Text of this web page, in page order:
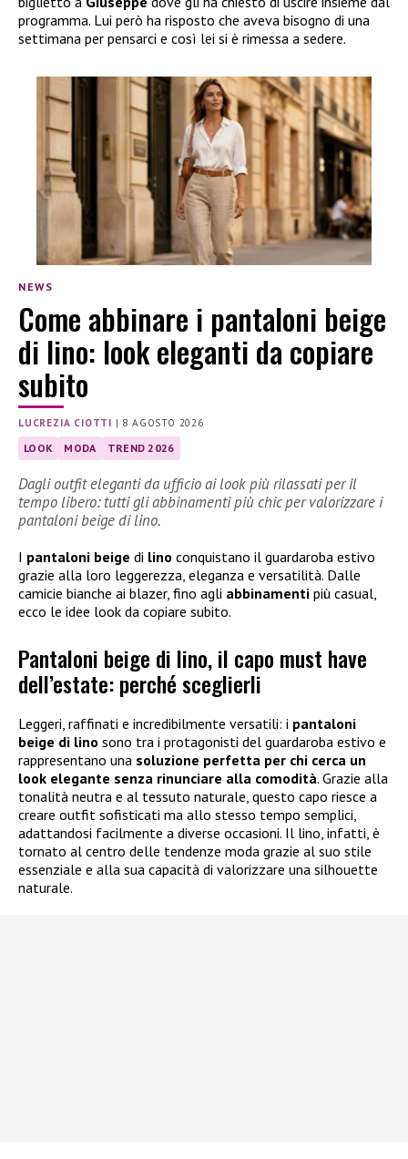
programma. Lui però ha risposto che aveva bisogno di una
settimana per pensarci e così lei si è rimessa a sedere.
NEWS
Come abbinare i pantaloni beige
di lino: look eleganti da copiare
subito
LUCREZIA CIOTTI | 8 AGOSTO 2026
LOOK MODA TREND 2026
Dagli outfit eleganti da ufficio ai look più rilassati per il
tempo libero: tutti gli abbinamenti più chic per valorizzare i
pantaloni beige di lino.
I pantaloni beige di lino conquistano il guardaroba estivo
grazie alla loro leggerezza, eleganza e versatilità. Dalle
camicie bianche ai blazer, fino agli abbinamenti più casual,
ecco le idee look da copiare subito.
Pantaloni beige di lino, il capo must have
dell’estate: perché sceglierli
Leggeri, raffinati e incredibilmente versatili: i pantaloni
beige di lino sono tra i protagonisti del guardaroba estivo e
rappresentano una soluzione perfetta per chi cerca un
look elegante senza rinunciare alla comodità. Grazie alla
tonalità neutra e al tessuto naturale, questo capo riesce a
creare outfit sofisticati ma allo stesso tempo semplici,
adattandosi facilmente a diverse occasioni. Il lino, infatti, è
tornato al centro delle tendenze moda grazie al suo stile
essenziale e alla sua capacità di valorizzare una silhouette
naturale.